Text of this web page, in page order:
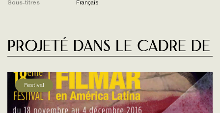
Sous-titres
Français
Projeté dans le cadre de
Festival